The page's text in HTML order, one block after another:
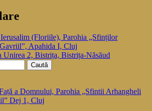
(Floriile), Parohia „Sfinților
Apahida I, Cluj
Unirea 2, Bistrița, Bistrița-Năsăud
a Domnului, Parohia „Sfintii Arhangheli
Dej 1, Cluj